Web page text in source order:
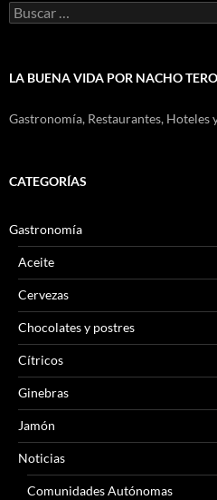
Buscar:
LA BUENA VIDA POR NACHO
Gastronomía, Restaurantes, Hoteles
CATEGORÍAS
Gastronomía
Aceite
Cervezas
Chocolates y postres
Cítricos
Ginebras
Jamón
Noticias
Comunidades Autónomas